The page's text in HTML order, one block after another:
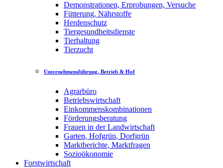
Demonstrationen, Erprobungen, Versuche
Fütterung, Nährstoffe
Herdenschutz
Tiergesundheitsdienste
Tierhaltung
Tierzucht
Unternehmensführung, Betrieb & Hof
Agrarbüro
Betriebswirtschaft
Einkommenskombinationen
Förderungsberatung
Frauen in der Landwirtschaft
Garten, Hofgrün, Dorfgrün
Marktberichte, Marktfragen
Sozioökonomie
Forstwirtschaft